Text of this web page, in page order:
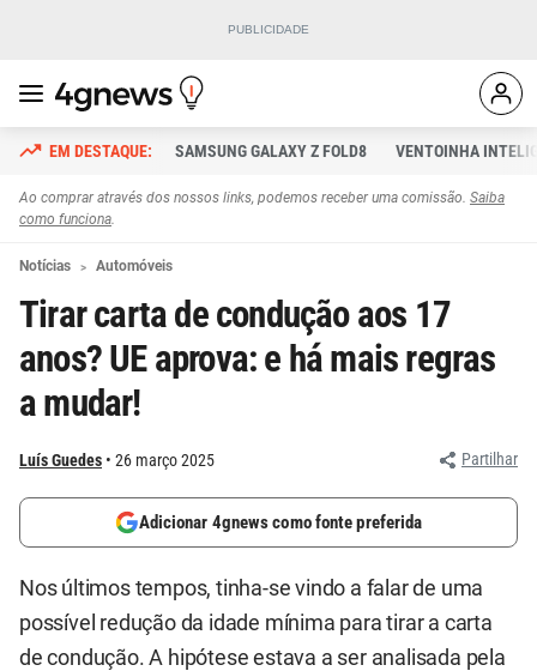
SAMSUNG GALAXY Z FOLD8 VENTOINHA
Ao comprar através dos nossos links, podemos receber uma comissão. Saiba
como funciona.
Notícias Automóveis
Tirar carta de condução aos 17
anos? UE aprova: e há mais regras
a mudar!
Luís Guedes 26 março 2025 Partilhar
Adicionar 4gnews como fonte preferida
Nos últimos tempos, tinha-se vindo a falar de uma
possível redução da idade mínima para tirar a carta
de condução. A hipótese estava a ser analisada pela